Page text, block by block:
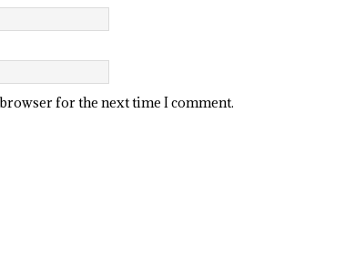
for the next time I comment.